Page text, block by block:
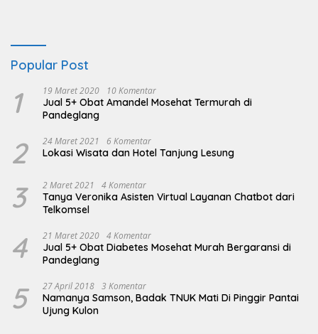
Popular Post
1 19 Maret 2020 10 Komentar
Jual 5+ Obat Amandel Mosehat Termurah di
Pandeglang
2 24 Maret 2021 6 Komentar
Lokasi Wisata dan Hotel Tanjung Lesung
3 2 Maret 2021 4 Komentar
Tanya Veronika Asisten Virtual Layanan Chatbot dari
Telkomsel
4 21 Maret 2020 4 Komentar
Jual 5+ Obat Diabetes Mosehat Murah Bergaransi di
Pandeglang
5 27 April 2018 3 Komentar
Namanya Samson, Badak TNUK Mati Di Pinggir Pantai
Ujung Kulon